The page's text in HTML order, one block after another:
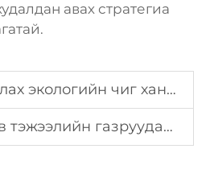
авах стратегиа
чиг хандлагатай саладны аяга?
газруудад зориулсан хамгийн сайн захидалт хүртээмжтэй авч явах савнууд?